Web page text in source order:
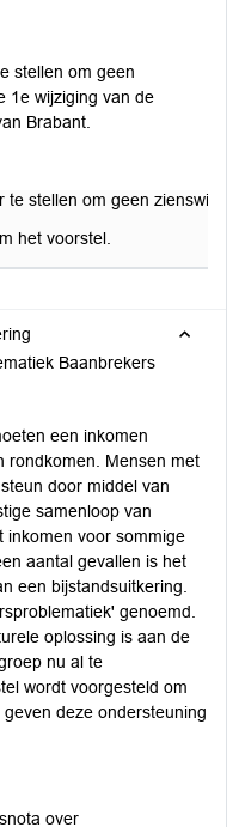
stellen om geen
1e wijziging van de
Brabant.
te stellen om geen zienswijze
het voorstel.
Baanbrekers
een inkomen
rondkomen. Mensen met
door middel van
samenloop van
inkomen voor sommige
aantal gevallen is het
een bijstandsuitkering.
genoemd.
oplossing is aan de
nu al te
wordt voorgesteld om
deze ondersteuning
over